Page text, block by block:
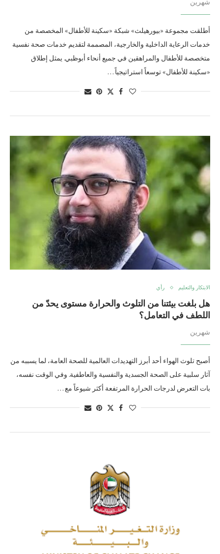
أطلقت مجموعة «بيورهيلث» شبكة «سكينة للأطفال» المخصصة من
خدمات الرعاية الداخلية والخارجية، المصممة لتقديم خدمات صحة نفسية
متخصصة للأطفال والمراهقين في جميع أنحاء أبوظبي. يمثل إطلاق
«سكينة للأطفال» توسعاً استراتيجياً …
الابتكار والتعليم رأي
هل بلغت بيئتنا من التلوث والحرارة مستوى يحدّ من
اللطف في التعامل؟
شهرين
أصبح تلوث الهواء أحد أبرز التهديدات العالمية للصحة العامة، لما يسببه من
آثار سلبية على الصحة الجسدية والنفسية والعاطفية. وفي الوقت نفسه،
بات التعرض لدرجات الحرارة المرتفعة أكثر شيوعاً مع …